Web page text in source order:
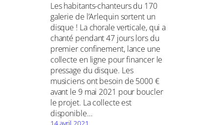
Les habitants-chanteurs du 170
galerie de l’Arlequin sortent un
disque ! La chorale verticale, qui a
chanté pendant 47 jours lors du
premier confinement, lance une
collecte en ligne pour financer le
pressage du disque. Les
musiciens ont besoin de 5000 €
avant le 9 mai 2021 pour boucler
le projet. La collecte est
disponible…